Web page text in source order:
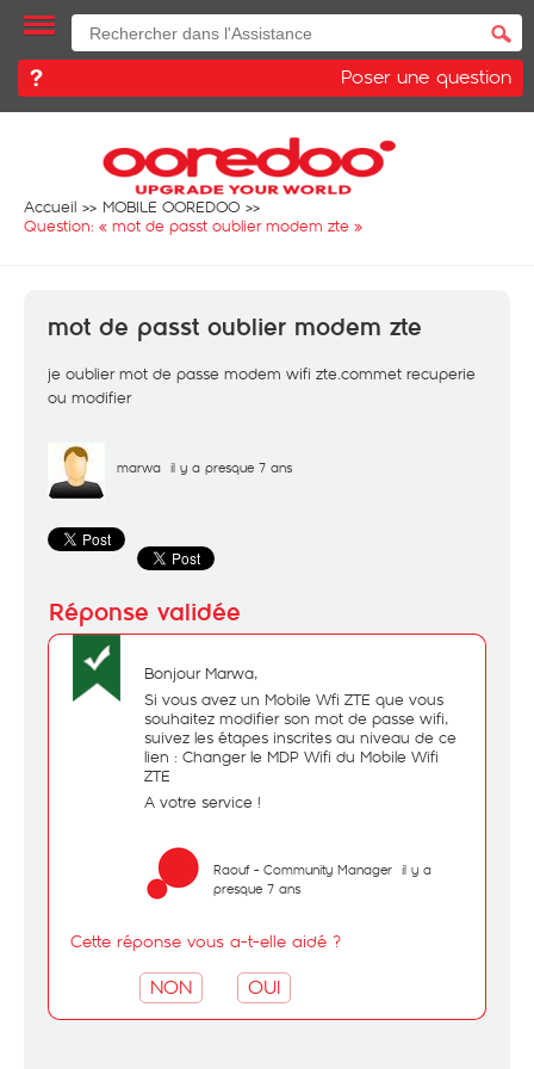
Poser une question
Accueil
MOBILE OOREDOO
Question: « mot de passt oublier modem zte »
mot de passt oublier modem zte
je oublier mot de passe modem wifi zte.commet recuperie
ou modifier
marwa il y a presque 7 ans
Bonjour Marwa,
Si vous avez un Mobile Wfi ZTE que vous
souhaitez modifier son mot de passe wifi,
suivez les étapes inscrites au niveau de ce
lien : Changer le MDP Wifi du Mobile Wifi
ZTE
A votre service !
Raouf - Community Manager il y a
presque 7 ans
Cette réponse vous a-t-elle aidé ?
NON OUI